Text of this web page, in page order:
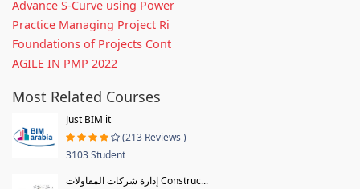
Advance S-Curve using Power
Practice Managing Project Ri
Foundations of Projects Cont
AGILE IN PMP 2022
Most Related Courses
Just BIM it
(213 Reviews )
3103 Student
إدارة شركات المقاولات Construc...